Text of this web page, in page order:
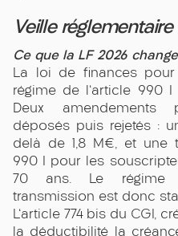
Veille réglementaire
Ce que la LF 2026
La loi de finances
régime de l'article 990
Deux amendements
déposés puis rejetés :
delà de 1,8 M€, et une
990 I pour les
70 ans. Le régime
transmission est donc
L'article 774 bis du CGI,
la déductibilité la